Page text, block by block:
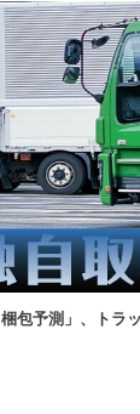
包予測」、トラ